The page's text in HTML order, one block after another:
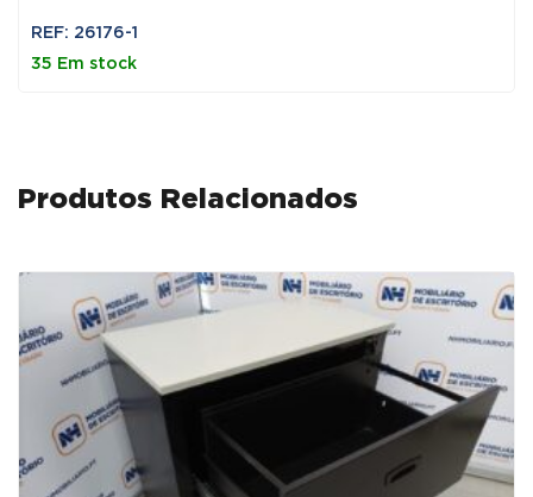
REF: 26176-1
35 Em stock
Produtos Relacionados